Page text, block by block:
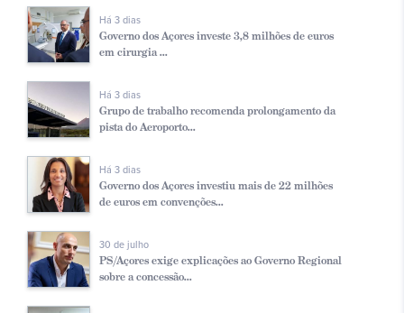
Há 3 dias
Governo dos Açores investe 3,8 milhões de euros
em cirurgia ...
Há 3 dias
Grupo de trabalho recomenda prolongamento da
pista do Aeroporto...
Há 3 dias
Governo dos Açores investiu mais de 22 milhões
de euros em convenções...
30 de julho
PS/Açores exige explicações ao Governo Regional
sobre a concessão...